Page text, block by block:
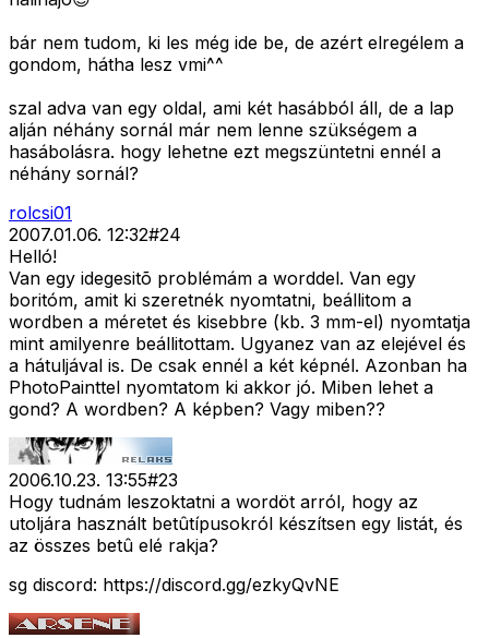
bár nem tudom, ki les még ide be, de azért elregélem a
gondom, hátha lesz vmi^^
szal adva van egy oldal, ami két hasábból áll, de a lap
alján néhány sornál már nem lenne szükségem a
hasábolásra. hogy lehetne ezt megszüntetni ennél a
néhány sornál?
rolcsi01
2007.01.06. 12:32#24
Helló!
Van egy idegesitõ problémám a worddel. Van egy
boritóm, amit ki szeretnék nyomtatni, beállitom a
wordben a méretet és kisebbre (kb. 3 mm-el) nyomtatja
mint amilyenre beállitottam. Ugyanez van az elejével és
a hátuljával is. De csak ennél a két képnél. Azonban ha
PhotoPainttel nyomtatom ki akkor jó. Miben lehet a
gond? A wordben? A képben? Vagy miben??
2006.10.23. 13:55#23
Hogy tudnám leszoktatni a wordöt arról, hogy az
utoljára használt betûtípusokról készítsen egy listát, és
az összes betû elé rakja?
sg discord: https://discord.gg/ezkyQvNE